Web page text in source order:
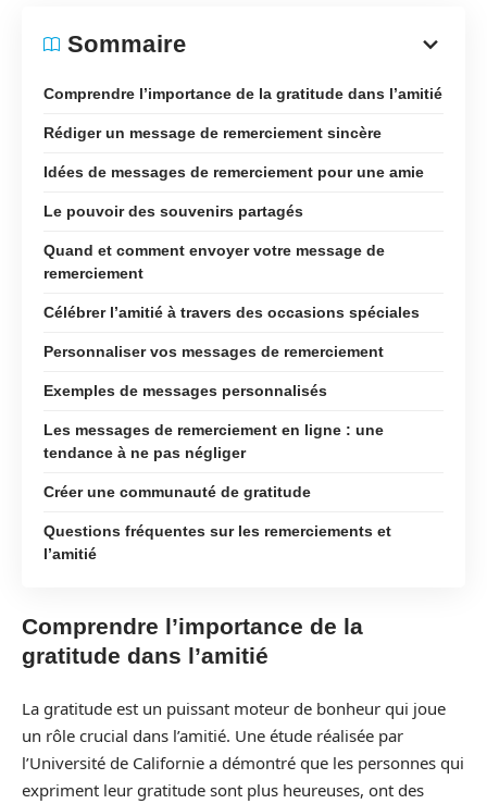
Sommaire
Comprendre l’importance de la gratitude dans l’amitié
Rédiger un message de remerciement sincère
Idées de messages de remerciement pour une amie
Le pouvoir des souvenirs partagés
Quand et comment envoyer votre message de
remerciement
Célébrer l’amitié à travers des occasions spéciales
Personnaliser vos messages de remerciement
Exemples de messages personnalisés
Les messages de remerciement en ligne : une
tendance à ne pas négliger
Créer une communauté de gratitude
Questions fréquentes sur les remerciements et
l’amitié
Comprendre l’importance de la
gratitude dans l’amitié
La gratitude est un puissant moteur de bonheur qui joue
un rôle crucial dans l’amitié. Une étude réalisée par
l’Université de Californie a démontré que les personnes qui
expriment leur gratitude sont plus heureuses, ont des